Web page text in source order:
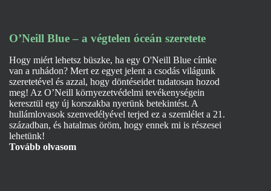
O’Neill Blue – a végtelen óceán szeretete
Hogy miért lehetsz büszke, ha egy O'Neill Blue címke
van a ruhádon? Mert ez egyet jelent a csodás világunk
szeretetével és azzal, hogy döntéseidet tudatosan hozod
meg! Az O’Neill környezetvédelmi tevékenységein
keresztül egy új korszakba nyerünk betekintést. A
hullámlovasok szenvedélyével terjed ez a szemlélet a 21.
században, és hatalmas öröm, hogy ennek mi is részesei
lehetünk!
Tovább olvasom